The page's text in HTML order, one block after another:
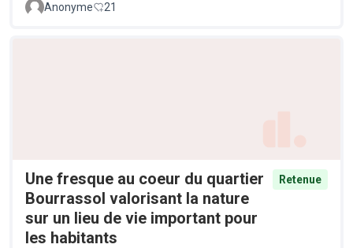
Anonyme 21
Une fresque au coeur du quartier
Bourrassol valorisant la nature
sur un lieu de vie important pour
les habitants
Retenue